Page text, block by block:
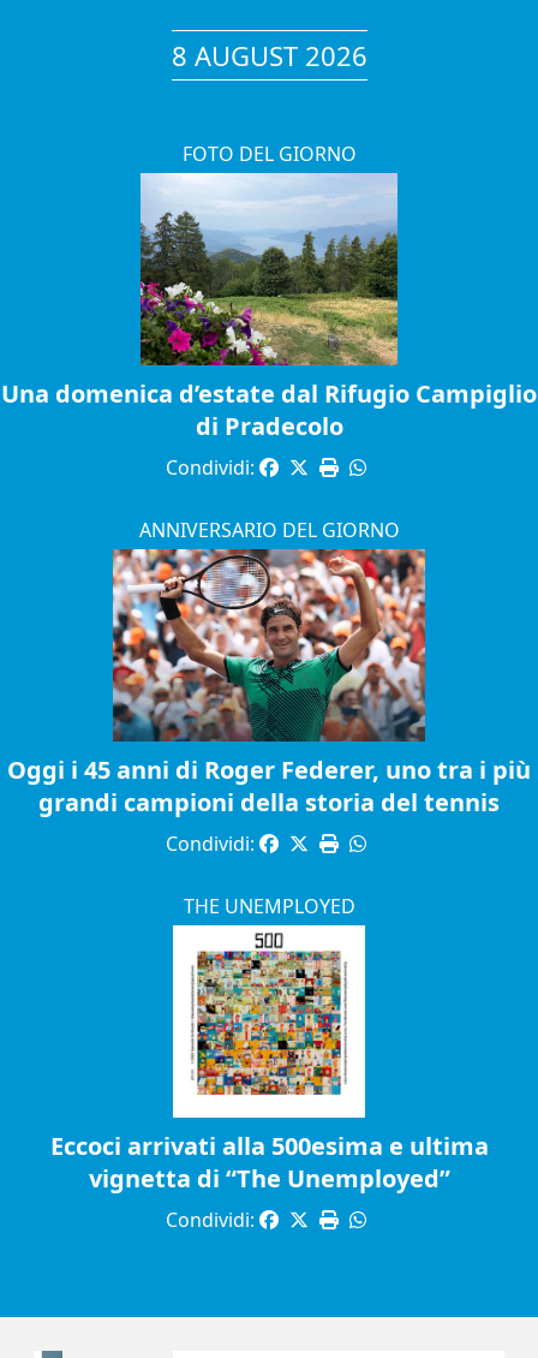
8 AUGUST 2026
FOTO DEL GIORNO
Una domenica d’estate dal Rifugio Campiglio
di Pradecolo
Condividi:
ANNIVERSARIO DEL GIORNO
Oggi i 45 anni di Roger Federer, uno tra i più
grandi campioni della storia del tennis
Condividi:
THE UNEMPLOYED
Eccoci arrivati alla 500esima e ultima
vignetta di “The Unemployed”
Condividi: